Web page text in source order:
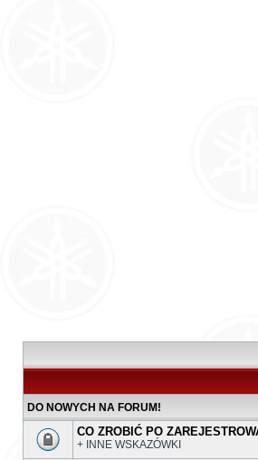
DO NOWYCH NA FORUM!
CO ZROBIĆ PO
+ INNE WSKAZÓWKI